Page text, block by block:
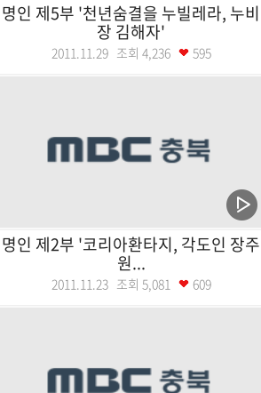
명인 제5부 '천년숨결을 누빌레라, 누비
장 김해자'
2011.11.29 조회 4,236 595
명인 제2부 '코리아환타지, 각도인 장주
원...
2011.11.23 조회 5,081 609